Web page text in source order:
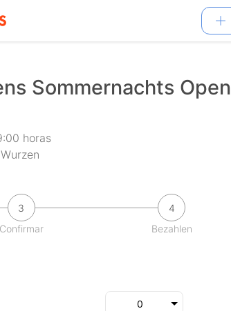
Sommernachts Open
horas
3
Confirmar
4
Bezahlen